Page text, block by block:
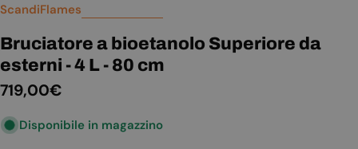
ScandiFlames
Bruciatore a bioetanolo Superiore da
esterni - 4 L - 80 cm
Prezzo
719,00€
Disponibile in magazzino